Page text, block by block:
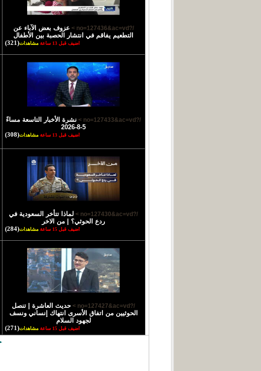
/?no=127436&ac=vd >
عزوف بعض الآباء عن
التطعيم يفاقم في انتشار الحصبة بين الأطفال
اضيف قبل 13 ساعة مشاهدات(321)
/?no=127433&ac=vd >
نشرة الأخبار التاسعة مساءً
5-8-2026
اضيف قبل 13 ساعة مشاهدات(308)
/?no=127430&ac=vd >
لماذا تتأخر السعودية في
ردع الحوثي؟ | من الاخر
اضيف قبل 15 ساعة مشاهدات(284)
/?no=127427&ac=vd >
حديث العاشرة | تنصل
الحوثيين من اتفاق الأسرى انتهاك إنساني ونسف
لجهود السلام
اضيف قبل 15 ساعة مشاهدات(271)